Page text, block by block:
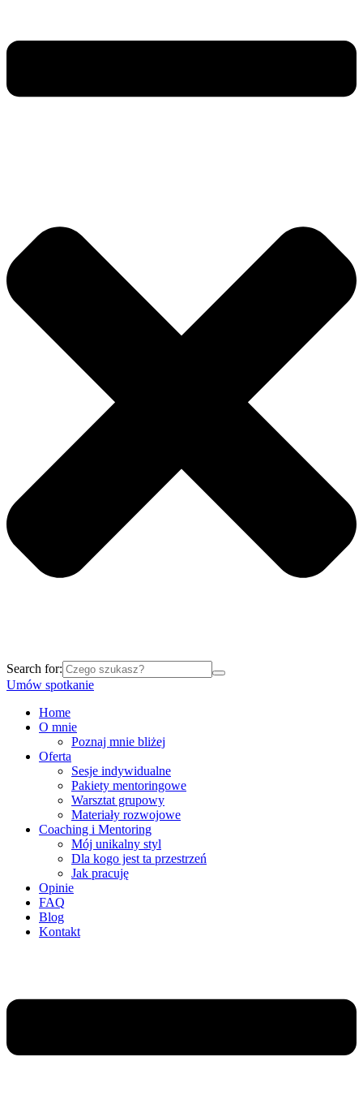
Search for:
Umów spotkanie
Home
O mnie
Poznaj mnie bliżej
Oferta
Sesje indywidualne
Pakiety mentoringowe
Warsztat grupowy
Materiały rozwojowe
Coaching i Mentoring
Mój unikalny styl
Dla kogo jest ta przestrzeń
Jak pracuję
Opinie
FAQ
Blog
Kontakt